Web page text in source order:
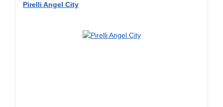
PMT
Pirelli Angel City